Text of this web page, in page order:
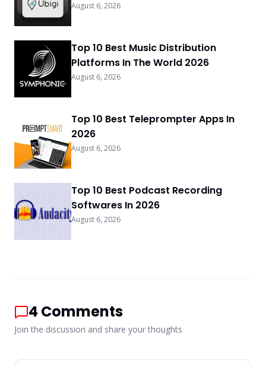
August 6, 2026
Top 10 Best Music Distribution
Platforms In The World 2026
August 6, 2026
Top 10 Best Teleprompter Apps In
2026
August 6, 2026
Top 10 Best Podcast Recording
Softwares In 2026
August 6, 2026
4 Comments
Join the discussion and share your thoughts